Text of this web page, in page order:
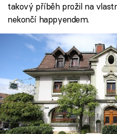
takový příběh prožil na
nekončí happyendem.